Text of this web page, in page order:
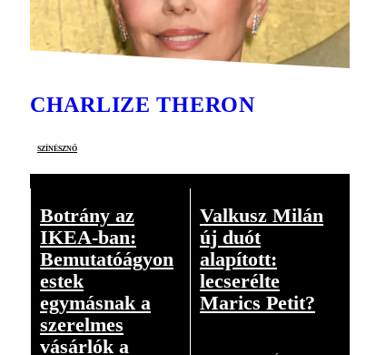
CHARLIZE THERON
színésznő
Botrány az
IKEA-ban:
Bemutatóágyon
estek
egymásnak a
szerelmes
vásárlók a
Valkusz Milán
új duót
alapított:
lecserélte
Marics Petit?